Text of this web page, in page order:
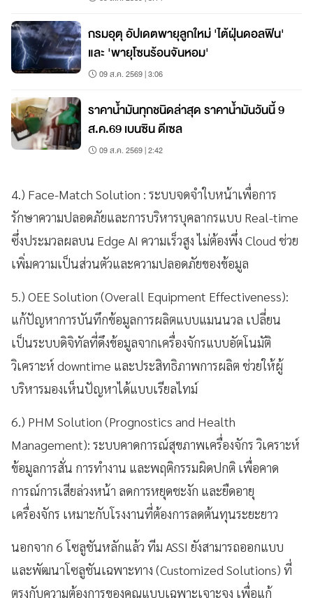
กรมอุตุ อัปเดตพายุลูกใหม่ 'ไต้ฝุ่นดอลฟิน'
และ 'พายุโซนร้อนจันหอม'
09 ส.ค. 2569 | 3:06
ราคาน้ำมันทุกชนิดล่าสุด ราคาน้ำมันวันนี้ 9
ส.ค.69 เบนซิน ดีเซล
09 ส.ค. 2569 | 2:42
4.) Face-Match Solution : ระบบจดจำใบหน้าเพื่อการ
รักษาความปลอดภัยและการบริหารบุคลากรแบบ Real-time
ซึ่งประมวลผลบน Edge AI ความเร็วสูง ไม่ต้องพึ่ง Cloud ช่วย
เพิ่มความเป็นส่วนตัวและความปลอดภัยของข้อมูล
5.) OEE Solution (Overall Equipment Effectiveness):
แก้ปัญหาการบันทึกข้อมูลการผลิตแบบแมนนวล เปลี่ยน
เป็นระบบดิจิทัลที่ดึงข้อมูลจากเครื่องจักรแบบอัตโนมัติ
วิเคราะห์ downtime และประสิทธิภาพการผลิต ช่วยให้ผู้
บริหารมองเห็นปัญหาได้แบบเรียลไทม์
6.) PHM Solution (Prognostics and Health
Management): ระบบคาดการณ์สุขภาพเครื่องจักร วิเคราะห์
ข้อมูลการสั่น การทำงาน และพฤติกรรมผิดปกติ เพื่อคาด
การณ์การเสียล่วงหน้า ลดการหยุดชะงัก และยืดอายุ
เครื่องจักร เหมาะกับโรงงานที่ต้องการลดต้นทุนระยะยาว
นอกจาก 6 โซลูชันหลักแล้ว ทีม ASSI ยังสามารถออกแบบ
และพัฒนาโซลูชันเฉพาะทาง (Customized Solutions) ที่
ตรงกับความต้องการของคุณแบบเฉพาะเจาะจง เพื่อแก้